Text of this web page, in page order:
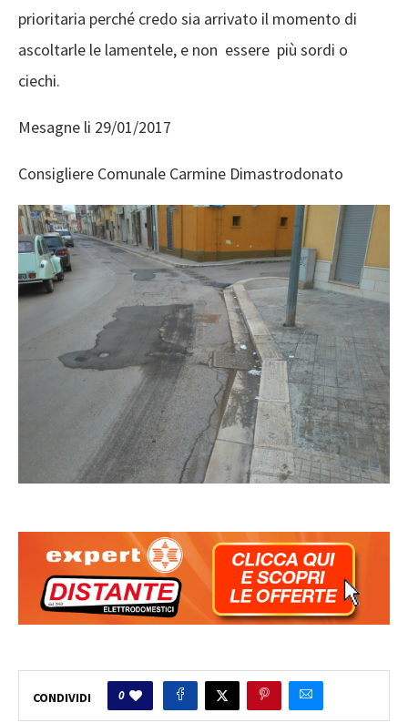
prioritaria perché credo sia arrivato il momento di
ascoltarle le lamentele, e non essere più sordi o
ciechi.
Mesagne li 29/01/2017
Consigliere Comunale Carmine Dimastrodonato
CONDIVIDI 0